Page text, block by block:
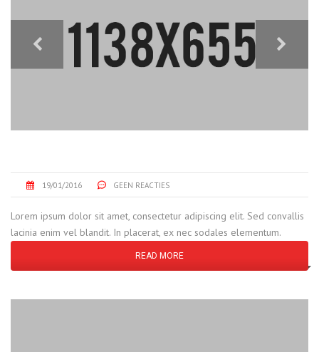
19/01/2016 GEEN REACTIES
Lorem ipsum dolor sit amet, consectetur adipiscing elit. Sed convallis
lacinia enim vel blandit. In placerat, ex nec sodales elementum.
READ MORE